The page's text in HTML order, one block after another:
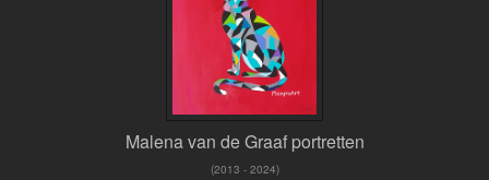
Malena van de Graaf portretten
(2013 - 2024)